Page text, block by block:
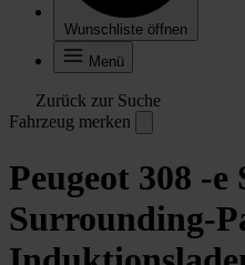
Wunschliste öffnen
Menü
Zurück zur Suche
Fahrzeug merken
Peugeot 308 -e
Surrounding-